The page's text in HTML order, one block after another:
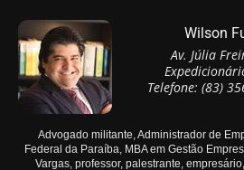
Wilson
Av. Júlia
Telefone: (83)
Advogado militante, Administrador de
Federal da Paraíba, MBA em Gestão
Vargas, professor, palestrante,